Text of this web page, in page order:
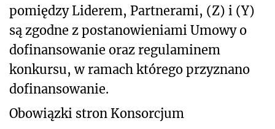
pomiędzy Liderem, Partnerami, (Z) i (Y)
są zgodne z postanowieniami Umowy o
dofinansowanie oraz regulaminem
konkursu, w ramach którego przyznano
dofinansowanie.
Obowiązki stron Konsorcjum